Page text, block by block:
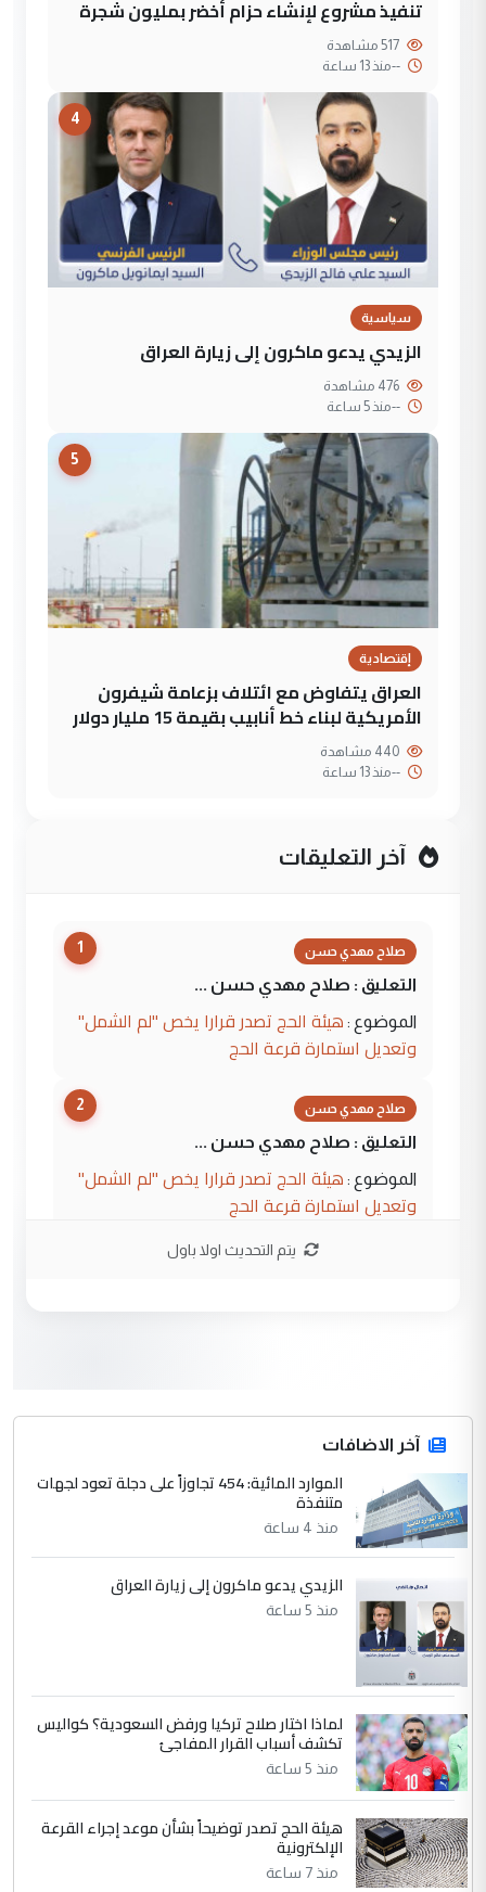
تنفيذ مشروع لإنشاء حزام أخضر بمليون شجرة
--منذ 13 ساعة
4
سياسية
الزيدي يدعو ماكرون إلى زيارة العراق
--منذ 5 ساعة
5
إقتصادية
العراق يتفاوض مع ائتلاف بزعامة شيفرون
الأمريكية لبناء خط أنابيب بقيمة 15 مليار دولار
--منذ 13 ساعة
آخر التعليقات
1 صلاح مهدي حسن
التعليق : صلاح مهدي حسن ...
الموضوع : هيئة الحج تصدر قرارا يخص "لم الشمل"
وتعديل استمارة قرعة الحج
2 صلاح مهدي حسن
التعليق : صلاح مهدي حسن ...
الموضوع : هيئة الحج تصدر قرارا يخص "لم الشمل"
وتعديل استمارة قرعة الحج
المشترك لا تستهدف أية دولة ومفتوحة لانضمام
الدول الشقيقة
4 يوسف غزوان عصمت
التعليق : بكالوريوس فيزياء طبية متزوج و
زوجتي أيضا بكالوريوس سكني بغداد أرغب في
إكمال دراستي داخل ...
الموضوع :
السعودية توافق على الاستمرار في
جامعاتها سنويا
5 عبد الأمير جاسم هليل
التعليق : نحن اباء الطلاب الأوائل على العراق
نتشرف بلقاء السيد احمد الصافي في العتبات
الموضوع :
مكتب السيد احمد الصافي : لا يوجود
لدينا اي حساب على الفيس بوك وتويتر
يتم التحديث اولا باول
آخر الاضافات
الموارد المائية: 454 تجاوزاً على دجلة تعود لجهات
متنفذة
منذ 4 ساعة
الزيدي يدعو ماكرون إلى زيارة العراق
منذ 5 ساعة
لماذا اختار صلاح تركيا ورفض السعودية؟ كواليس
تكشف أسباب القرار المفاجئ
منذ 5 ساعة
هيئة الحج تصدر توضيحاً بشأن موعد إجراء القرعة
الإلكترونية
منذ 7 ساعة